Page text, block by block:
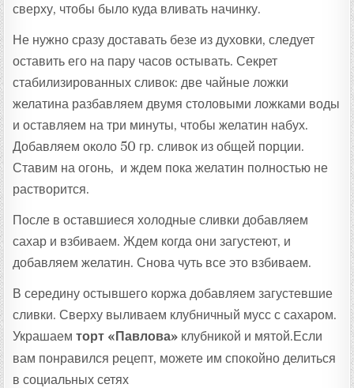
сверху, чтобы было куда вливать начинку.
Не нужно сразу доставать безе из духовки, следует
оставить его на пару часов остывать. Секрет
стабилизированных сливок: две чайные ложки
желатина разбавляем двумя столовыми ложками воды
и оставляем на три минуты, чтобы желатин набух.
Добавляем около 50 гр. сливок из общей порции.
Ставим на огонь, и ждем пока желатин полностью не
растворится.
После в оставшиеся холодные сливки добавляем
сахар и взбиваем. Ждем когда они загустеют, и
добавляем желатин. Снова чуть все это взбиваем.
В середину остывшего коржа добавляем загустевшие
сливки. Сверху выливаем клубничный мусс с сахаром.
Украшаемторт «Павлова» клубникой и мятой.Если
вам понравился рецепт, можете им спокойно делиться
в социальных сетях